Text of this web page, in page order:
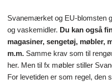
Svanemærket og EU-blomsten
og vaskemidler. Du kan også
magasiner, sengetøj, møbler,
m.m. Samme krav som til
her. Men til fx møbler stiller
For levetiden er som regel, den